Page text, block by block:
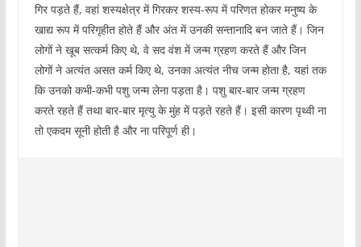
गिर पड़ते हैं, वहां शस्यक्षेत्र में गिरकर शस्य-रूप में परिणत होकर मनुष्य के
खाद्य रूप में परिगृहीत होते हैं और अंत में उनकी सन्तानादि बन जाते हैं। जिन
लोगों ने खूब सत्कर्म किए थे, वे सद वंश में जन्म ग्रहण करते हैं और जिन
लोगों ने अत्यंत असत कर्म किए थे, उनका अत्यंत नीच जन्म होता है, यहां तक
कि उनको कभी-कभी पशु जन्म लेना पड़ता है। पशु बार-बार जन्म ग्रहण
करते रहते हैं तथा बार-बार मृत्यु के मुंह में पड़ते रहते हैं। इसी कारण पृथ्वी ना
तो एकदम सूनी होती है और ना परिपूर्ण ही।